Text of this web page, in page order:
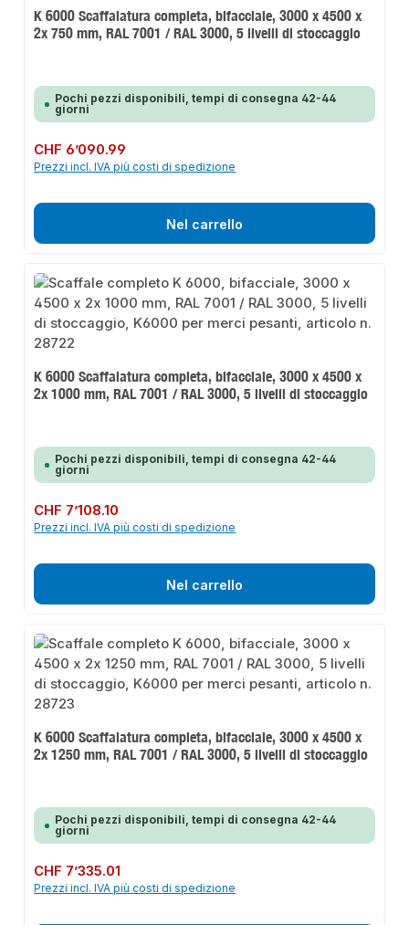
K 6000 Scaffalatura completa, bifacciale, 3000 x 4500 x
2x 750 mm, RAL 7001 / RAL 3000, 5 livelli di stoccaggio
Pochi pezzi disponibili, tempi di consegna 42-44
giorni
Prezzo normale:
CHF 6’090.99
Prezzi incl. IVA più costi di spedizione
Nel carrello
K 6000 Scaffalatura completa, bifacciale, 3000 x 4500 x
2x 1000 mm, RAL 7001 / RAL 3000, 5 livelli di stoccaggio
Pochi pezzi disponibili, tempi di consegna 42-44
giorni
Prezzo normale:
CHF 7’108.10
Prezzi incl. IVA più costi di spedizione
Nel carrello
K 6000 Scaffalatura completa, bifacciale, 3000 x 4500 x
2x 1250 mm, RAL 7001 / RAL 3000, 5 livelli di stoccaggio
Pochi pezzi disponibili, tempi di consegna 42-44
giorni
Prezzo normale:
CHF 7’335.01
Prezzi incl. IVA più costi di spedizione